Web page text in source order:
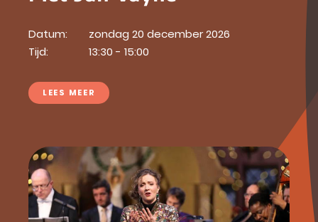
Datum:
Tijd:
zondag 20 december 2026
13:30 - 15:00
LEES MEER